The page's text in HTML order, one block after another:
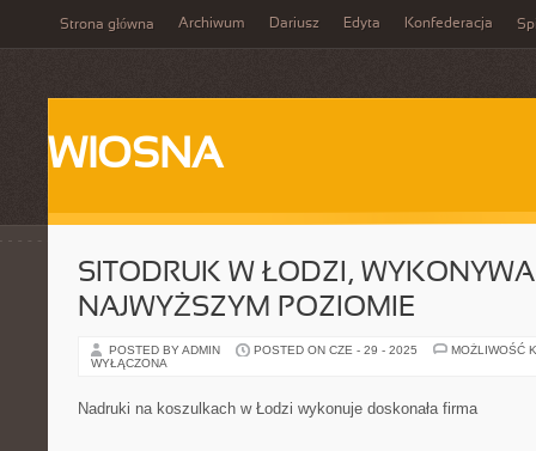
Strona główna Archiwum Dariusz Edyta Konfederacja
WIOSNA
SITODRUK W ŁODZI,
NAJWYŻSZYM POZIOMIE
POSTED BY ADMIN POSTED ON CZE - 29 - 2025
MOŻLIWOŚĆ
WYŁĄCZONA
Nadruki na koszulkach w Łodzi wykonuje doskonała firma